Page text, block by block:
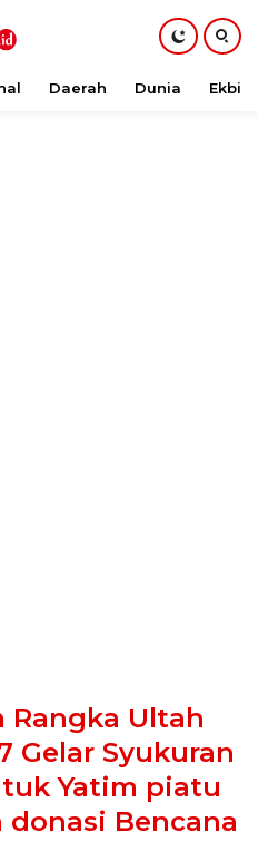
Daerah Dunia Ekbis
Rangka Ultah
Gelar Syukuran
Yatim piatu
Bencana